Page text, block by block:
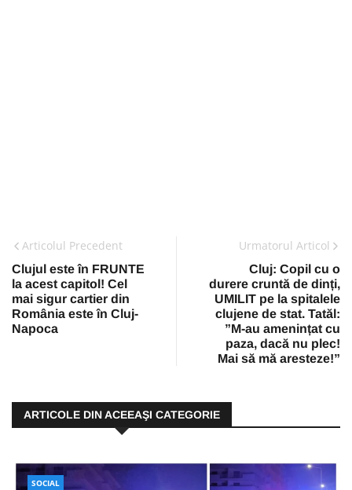
Articolul Precedent
Clujul este în FRUNTE
la acest capitol! Cel
mai sigur cartier din
România este în Cluj-
Napoca
Urmatorul Articol
Cluj: Copil cu o
durere cruntă de dinți,
UMILIT pe la spitalele
clujene de stat. Tatăl:
”M-au amenințat cu
paza, dacă nu plec!
Mai să mă aresteze!”
ARTICOLE DIN ACEEAŞI CATEGORIE
SOCIAL